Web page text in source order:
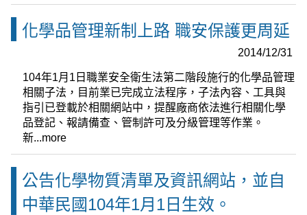
化學品管理新制上路 職安保護更周延
2014/12/31
104年1月1日職業安全衛生法第二階段施行的化學品管理
相關子法，目前業已完成立法程序，子法內容、工具與
指引已登載於相關網站中，提醒廠商依法進行相關化學
品登記、報請備查、管制許可及分級管理等作業。
新...more
公告化學物質清單及資訊網站，並自
中華民國104年1月1日生效。